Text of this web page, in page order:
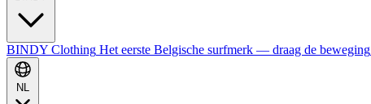
BINDY Clothing Het eerste Belgische surfmerk — draag de beweging